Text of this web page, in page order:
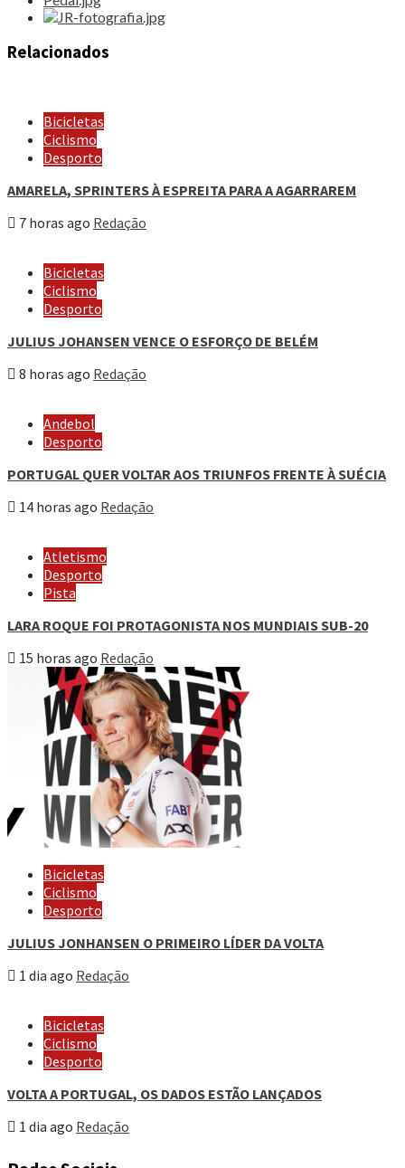
Relacionados
Bicicletas
Ciclismo
Desporto
AMARELA, SPRINTERS À ESPREITA PARA A AGARRAREM
7 horas ago Redação
Bicicletas
Ciclismo
Desporto
JULIUS JOHANSEN VENCE O ESFORÇO DE BELÉM
8 horas ago Redação
Andebol
Desporto
PORTUGAL QUER VOLTAR AOS TRIUNFOS FRENTE À SUÉCIA
14 horas ago Redação
Atletismo
Desporto
Pista
LARA ROQUE FOI PROTAGONISTA NOS MUNDIAIS SUB-20
15 horas ago Redação
Bicicletas
Ciclismo
Desporto
JULIUS JONHANSEN O PRIMEIRO LÍDER DA VOLTA
1 dia ago Redação
Bicicletas
Ciclismo
Desporto
VOLTA A PORTUGAL, OS DADOS ESTÃO LANÇADOS
1 dia ago Redação